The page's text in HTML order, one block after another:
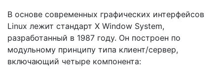
В основе современных графических интерфейсов
Linux лежит стандарт X Window System,
разработанный в 1987 году. Он построен по
модульному принципу типа клиент/сервер,
включающий четыре компонента: